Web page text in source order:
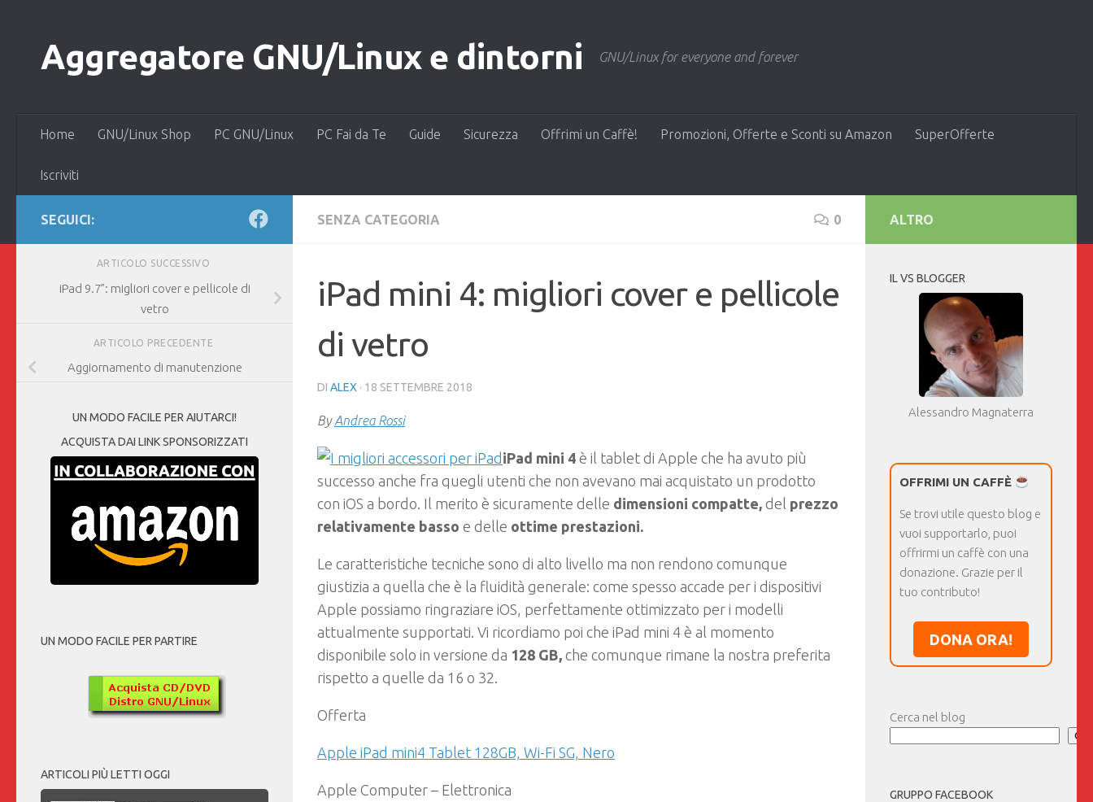
Aggregatore GNU/Linux e dintorni GNU/Linux for everyone and forever
Home GNU/Linux Shop PC GNU/Linux PC Fai da Te Guide Sicurezza Offrimi un Caffè! Promozioni, Offerte e Sconti su Amazon SuperOfferte
Iscriviti
SENZA CATEGORIA 0
iPad mini 4: migliori cover e pellicole
di vetro
DI ALEX · 18 SETTEMBRE 2018
ByAndrea Rossi
iPad mini 4 è il tablet di Apple che ha avuto più
successo anche fra quegli utenti che non avevano mai acquistato un prodotto
con iOS a bordo. Il merito è sicuramente delle dimensioni compatte, del prezzo
relativamente basso e delle ottime prestazioni.
Le caratteristiche tecniche sono di alto livello ma non rendono comunque
giustizia a quella che è la fluidità generale: come spesso accade per i dispositivi
Apple possiamo ringraziare iOS, perfettamente ottimizzato per i modelli
attualmente supportati. Vi ricordiamo poi che iPad mini 4 è al momento
disponibile solo in versione da 128 GB, che comunque rimane la nostra preferita
rispetto a quelle da 16 o 32.
Offerta
Apple iPad mini4 Tablet 128GB, Wi-Fi SG, Nero
Apple Computer – Elettronica
SEGUICI:
ARTICOLO SUCCESSIVO
iPad 9.7”: migliori cover e pellicole di
vetro
ARTICOLO PRECEDENTE
Aggiornamento di manutenzione
UN MODO FACILE PER AIUTARCI!
ACQUISTA DAI LINK SPONSORIZZATI
UN MODO FACILE PER PARTIRE
ARTICOLI PIÙ LETTI OGGI
ALTRO
IL VS BLOGGER
Alessandro Magnaterra
OFFRIMI UN CAFFÈ
Se trovi utile questo blog e
vuoi supportarlo, puoi
offrirmi un caffè con una
donazione. Grazie per il
tuo contributo!
DONA ORA!
Cerca nel blog
GRUPPO FACEBOOK